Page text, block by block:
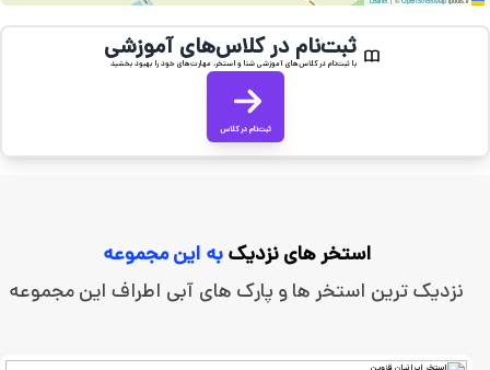
ثبت‌نام در کلاس‌های آموزشی
با ثبت‌نام در کلاس‌های آموزشی شنا و استخر، مهارت‌های خود را بهبود بخشید
ثبت‌نام در کلاس
استخر های نزدیکبه این مجموعه
نزدیک ترین استخر ها و پارک های آبی اطراف این مجموعه